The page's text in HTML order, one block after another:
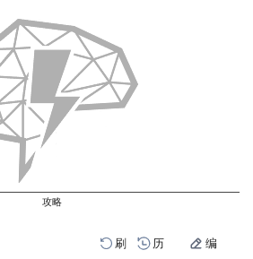
攻略
刷 历 编